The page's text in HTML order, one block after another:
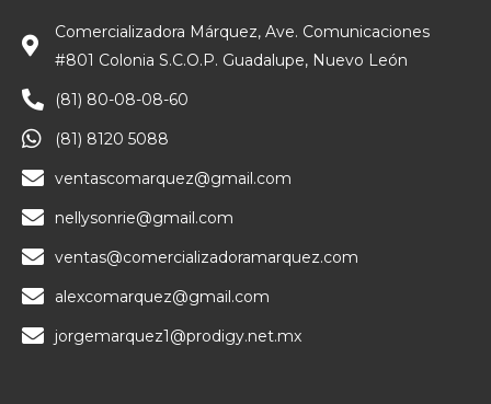
Comercializadora Márquez, Ave. Comunicaciones
#801 Colonia S.C.O.P. Guadalupe, Nuevo León
(81) 80-08-08-60
(81) 8120 5088
ventascomarquez@gmail.com
nellysonrie@gmail.com
ventas@comercializadoramarquez.com
alexcomarquez@gmail.com
jorgemarquez1@prodigy.net.mx